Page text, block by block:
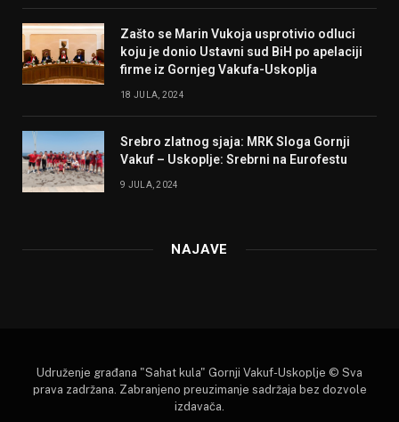
Zašto se Marin Vukoja usprotivio odluci
koju je donio Ustavni sud BiH po apelaciji
firme iz Gornjeg Vakufa-Uskoplja
18 JULA, 2024
Srebro zlatnog sjaja: MRK Sloga Gornji
Vakuf – Uskoplje: Srebrni na Eurofestu
9 JULA, 2024
NAJAVE
Udruženje građana "Sahat kula" Gornji Vakuf-Uskoplje © Sva
prava zadržana. Zabranjeno preuzimanje sadržaja bez dozvole
izdavača.